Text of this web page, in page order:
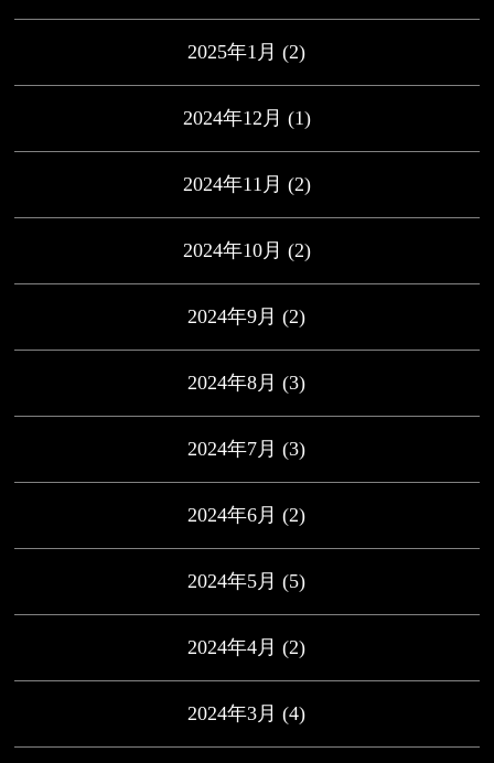
2025年1月 (2)
2024年12月 (1)
2024年11月 (2)
2024年10月 (2)
2024年9月 (2)
2024年8月 (3)
2024年7月 (3)
2024年6月 (2)
2024年5月 (5)
2024年4月 (2)
2024年3月 (4)